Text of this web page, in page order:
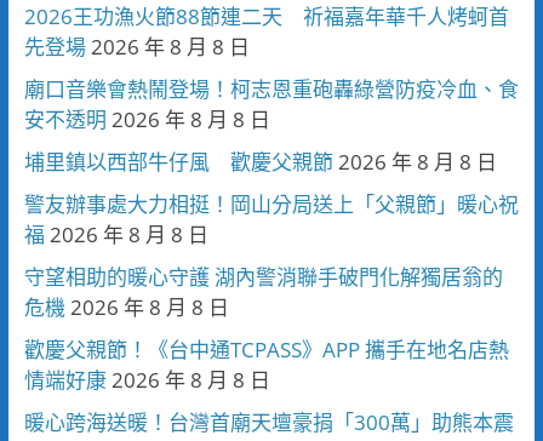
2026王功漁火節88節連二天 祈福嘉年華千人烤蚵首
先登場 2026 年 8 月 8 日
廟口音樂會熱鬧登場！柯志恩重砲轟綠營防疫冷血、食
安不透明 2026 年 8 月 8 日
埔里鎮以西部牛仔風 歡慶父親節 2026 年 8 月 8 日
警友辦事處大力相挺！岡山分局送上「父親節」暖心祝
福 2026 年 8 月 8 日
守望相助的暖心守護 湖內警消聯手破門化解獨居翁的
危機 2026 年 8 月 8 日
歡慶父親節！《台中通TCPASS》APP 攜手在地名店熱
情端好康 2026 年 8 月 8 日
暖心跨海送暖！台灣首廟天壇豪捐「300萬」助熊本震